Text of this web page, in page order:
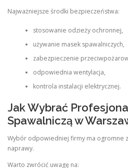
Najważniejsze środki bezpieczeństwa:
stosowanie odzieży ochronnej,
używanie masek spawalniczych,
zabezpieczenie
odpowiednia wentylacja,
kontrola instalacji elektrycznej.
Jak Wybrać
Spawalniczą w
Wybór odpowiedniej firmy ma ogromne
naprawy.
Warto zwrócić uwagę na: